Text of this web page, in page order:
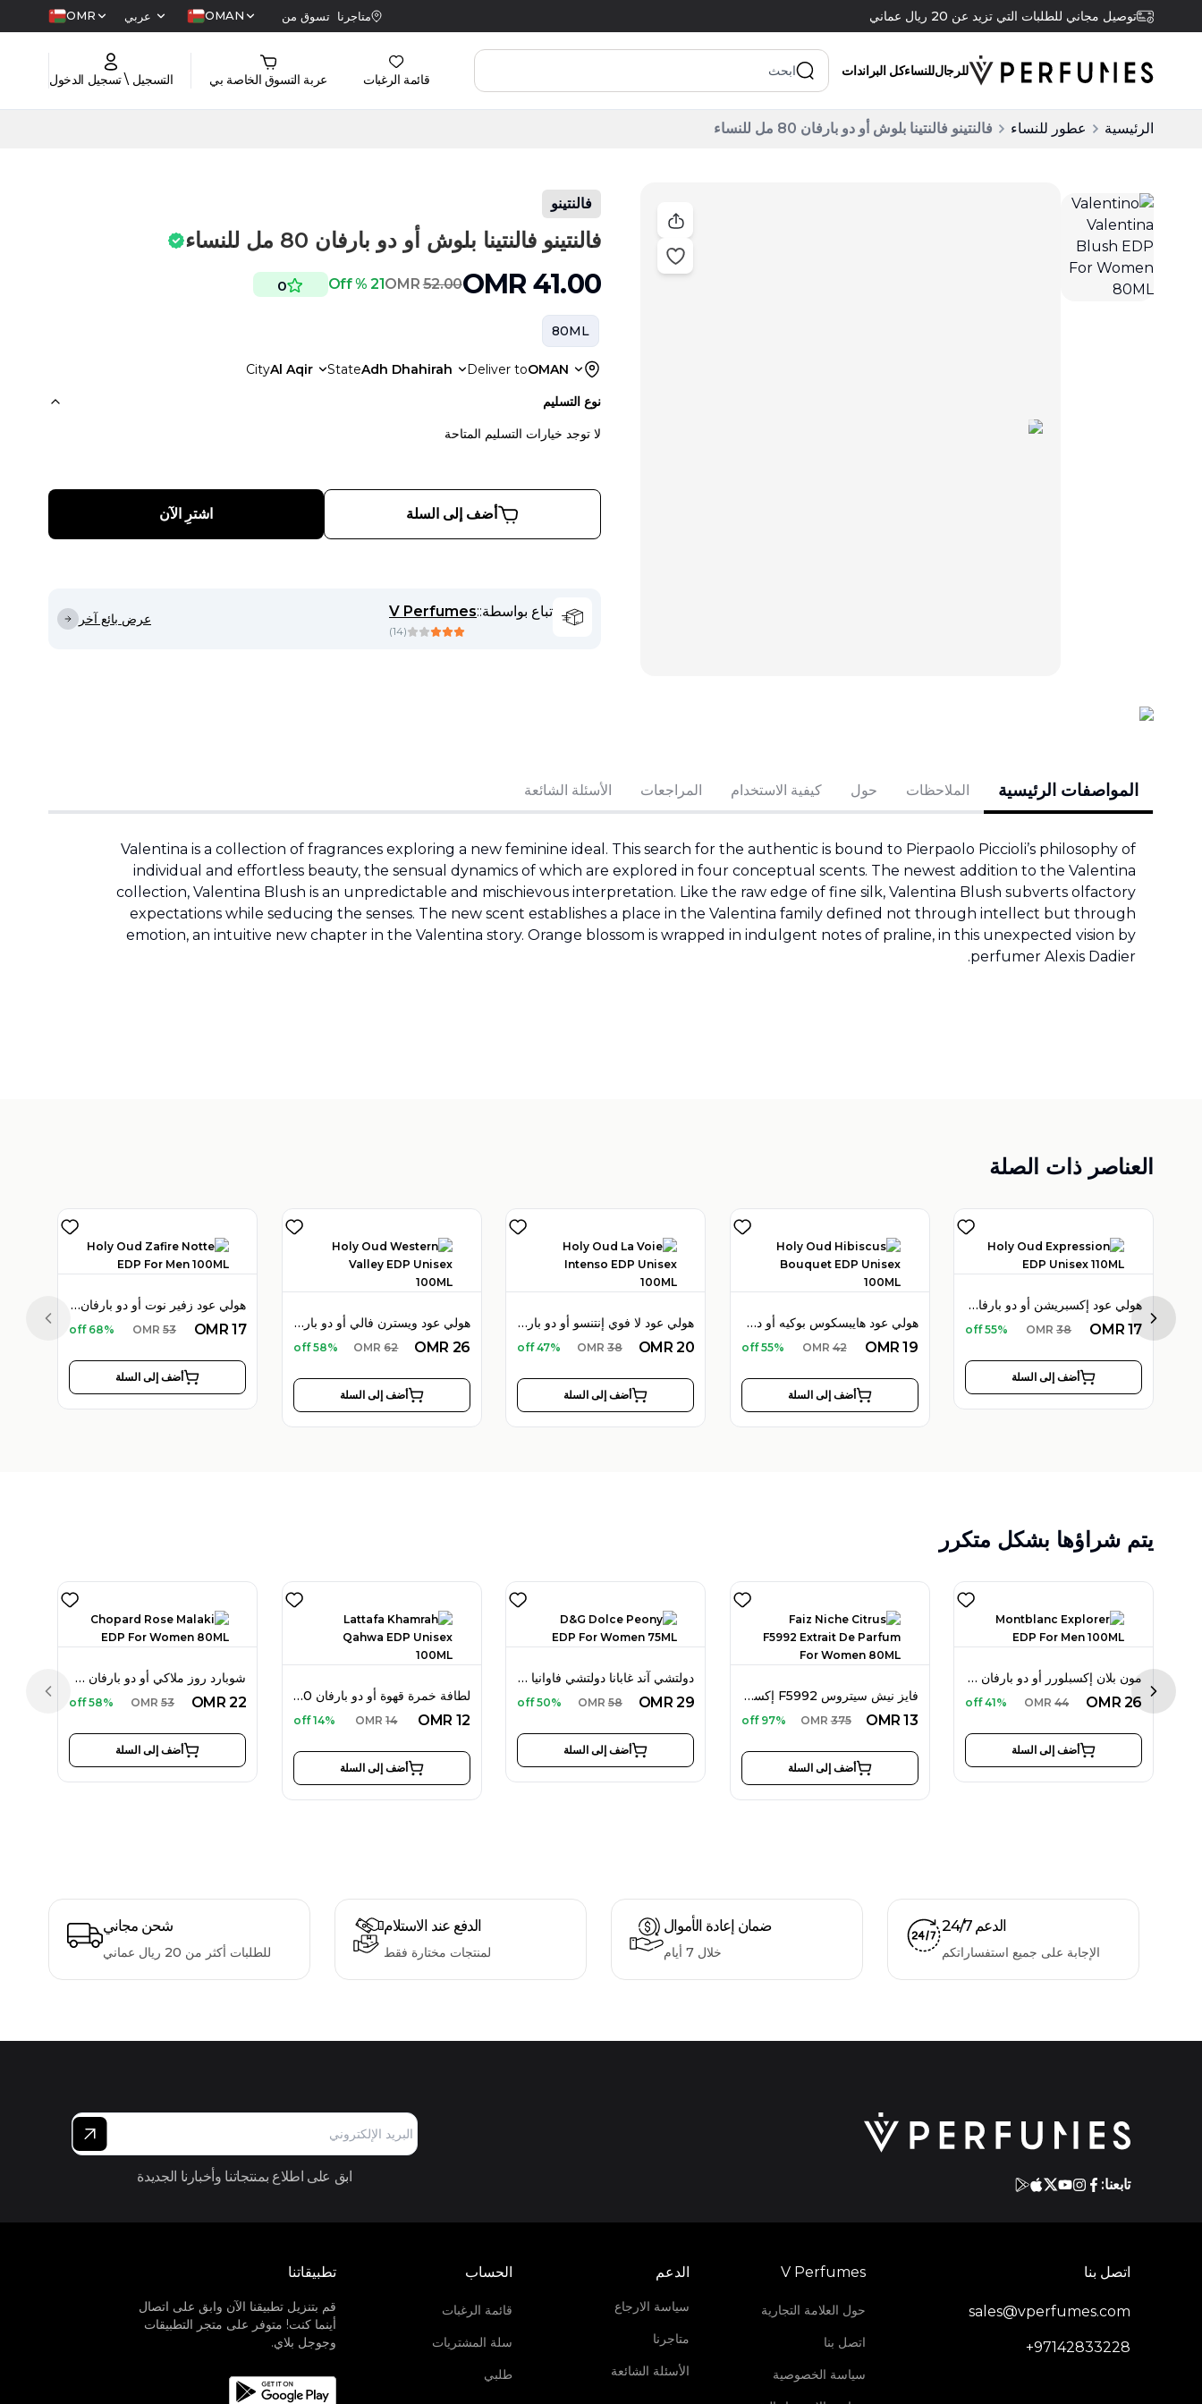
توصيل مجاني للطلبات التي تزيد عن 20 ريال عماني متاجرنا تسوق من OMAN عربي OMR
للرجالللنساءكل البراندات
قائمة الرغبات عربة التسوق الخاصة بي التسجيل \ تسجيل الدخول
الرئيسية عطور للنساء فالنتينو فالنتينا بلوش أو دو بارفان 80 مل للنساء
فالنتينو
فالنتينو فالنتينا بلوش أو دو بارفان 80 مل للنساء
OMR 41.00
OMR52.00
21 % Off
0
80ML
Deliver toOMAN
StateAdh Dhahirah
CityAl Aqir
نوع التسليم
لا توجد خيارات التسليم المتاحة
أضف إلى السلة اشترِ الآن
تباع بواسطة::
V Perfumes
(
14
)
عرض بائع آخر
المواصفات الرئيسية الملاحظات حول كيفية الاستخدام المراجعات الأسئلة الشائعة
Valentina is a collection of fragrances exploring a new feminine ideal. This search for the authentic is bound to Pierpaolo Piccioli’s philosophy of
individual and effortless beauty, the sensual dynamics of which are explored in four conceptual scents. The newest addition to the Valentina
collection, Valentina Blush is an unpredictable and mischievous interpretation. Like the raw edge of fine silk, Valentina Blush subverts olfactory
expectations while seducing the senses. The new scent establishes a place in the Valentina family defined not through intellect but through
emotion, an intuitive new chapter in the Valentina story. Orange blossom is wrapped in indulgent notes of praline, in this unexpected vision by
perfumer Alexis Dadier.
العناصر ذات الصلة
هولي عود زفير نوت أو دو بارفان 100 مل للرجال
OMR 17
OMR 53
68% off
أضف إلى السلة
هولي عود ويسترن فالي أو دو بارفان 100 مل للجنسين
OMR 26
OMR 62
58% off
أضف إلى السلة
هولي عود لا فوي إنتنسو أو دو بارفان 100 مل للجنسين
OMR 20
OMR 38
47% off
أضف إلى السلة
هولي عود هايبسكوس بوكيه أو دو بارفان 100 مل للجنسين
OMR 19
OMR 42
55% off
أضف إلى السلة
هولي عود إكسبريشن أو دو بارفان 110 مل للجنسين
OMR 17
OMR 38
55% off
أضف إلى السلة
Previous slide Next
يتم شراؤها بشكل متكرر
شوبارد روز ملاكي أو دو بارفان 80 مل للنساء
OMR 22
OMR 53
58% off
أضف إلى السلة
لطافة خمرة قهوة أو دو بارفان 100 مل للجنسين
OMR 12
OMR 14
14% off
أضف إلى السلة
دولتشي آند غابانا دولتشي فاوانيا أو دو بارفان 75 مل للنساء
OMR 29
OMR 58
50% off
أضف إلى السلة
فايز نيش سيتروس F5992 إكستريت دو بارفان 80 مل للنساء
OMR 13
OMR 375
97% off
أضف إلى السلة
مون بلان إكسبلورر أو دو بارفان 100 مل للرجال
OMR 26
OMR 44
41% off
أضف إلى السلة
Previous slide Next
شحن مجاني
للطلبات أكثر من 20 ريال عماني
الدفع عند الاستلام
لمنتجات مختارة فقط
ضمان إعادة الأموال
خلال 7 أيام
الدعم 24/7
الإجابة على جميع استفساراتكم
تابعنا: ابق على اطلاع بمنتجاتنا وأخبارنا الجديدة
اتصل بنا
sales@vperfumes.com
+97142833228
V Perfumes
حول العلامة التجارية
اتصل بنا
سياسة الخصوصية
الدعم
سياسة الارجاع
متاجرنا
الأسئلة الشائعة
الحساب
قائمة الرغبات
سلة المشتريات
طلبي
تطبيقاتنا
قم بتنزيل تطبيقنا الآن وابق على اتصال
أينما كنت! متوفر على متجر التطبيقات
وجوجل بلاي.